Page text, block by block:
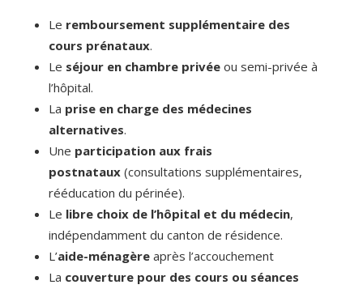
Le remboursement supplémentaire des
cours prénataux.
Le séjour en chambre privéeou semi-privée à
l’hôpital.
La prise en charge des médecines
alternatives.
Une participation aux frais
postnataux(consultations supplémentaires,
rééducation du périnée).
Le libre choix de l’hôpital et du médecin,
indépendamment du canton de résidence.
L’aide-ménagère après l’accouchement
La couverture pour des cours ou séances